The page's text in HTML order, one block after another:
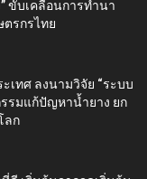
ขับเคลื่อนการทำนา
ตรกรไทย
เทศ ลงนามวิจัย “ระบบ
รมแก้ปัญหาน้ำยาง ยก
ลก